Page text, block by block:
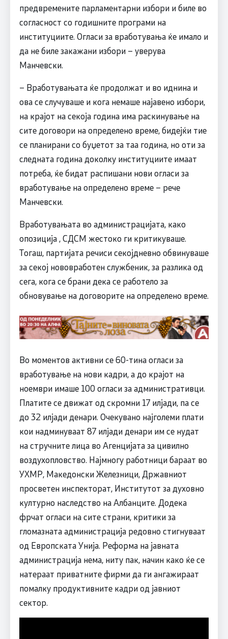
предвремените парламентарни избори и биле во
согласност со годишните програми на
институциите. Огласи за вработувања ќе имало и
да не биле закажани избори – уверува
Манчевски.
– Вработувањата ќе продолжат и во иднина и
ова се случуваше и кога немаше најавено избори,
на крајот на секоја година има раскинување на
сите договори на определено време, бидејќи тие
се планирани со буџетот за таа година, но оти за
следната година доколку институциите имаат
потреба, ќе бидат распишани нови огласи за
вработување на определено време – рече
Манчевски.
Вработувањата во администрацијата, како
опозиција , СДСМ жестоко ги критикуваше.
Тогаш, партијата речиси секојдневно обвинуваше
за секој нововработен службеник, за разлика од
сега, кога се брани дека се работело за
обновување на договорите на определено време.
Во моментов активни се 60-тина огласи за
вработување на нови кадри, а до крајот на
ноември имаше 100 огласи за административци.
Платите се движат од скромни 17 илјади, па се
до 32 илјади денари. Очекувано најголеми плати
кои надминуваат 87 илјади денари им се нудат
на стручните лица во Агенцијата за цивилно
воздухопловство. Најмногу работници бараат во
УХМР, Македонски Железници, Државниот
просветен инспекторат, Институтот за духовно
културно наследство на Албанците. Додека
фрчат огласи на сите страни, критики за
гломазната администрација редовно стигнуваат
од Европската Унија. Реформа на јавната
администрација нема, ниту пак, начин како ќе се
натераат приватните фирми да ги ангажираат
помалку продуктивните кадри од јавниот
сектор.